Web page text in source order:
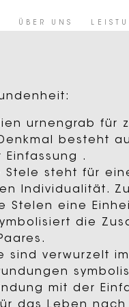
ÜBER UNS
urnengrab für
besteht
Einfassung .
Stele steht für
Individualität.
Stelen eine
die
sind verwurzelt
mit der